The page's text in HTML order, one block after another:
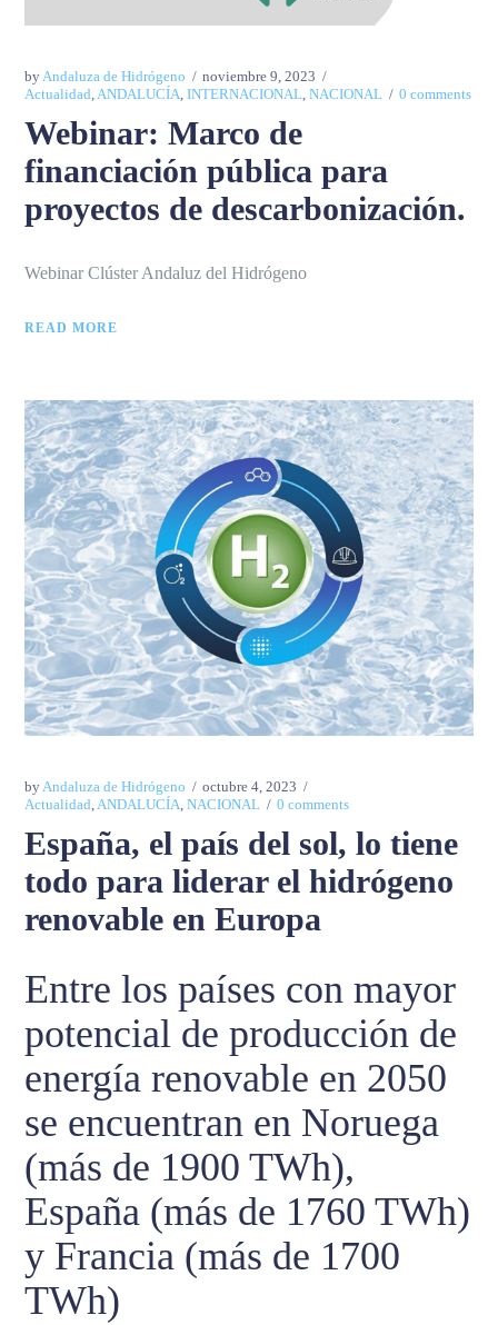
by Andaluza de Hidrógeno
noviembre 9, 2023
Actualidad ANDALUCÍA ,INTERNACIONAL ,NACIONAL 0 comments
Webinar: Marco de
financiación pública para
proyectos de descarbonización.
Webinar Clúster Andaluz del Hidrógeno
READ MORE
byAndaluza de Hidrógeno
octubre 4, 2023
Actualidad,ANDALUCÍA,NACIONAL 0 comments
España, el país del sol, lo tiene
todo para liderar el hidrógeno
renovable en Europa
Entre los países con mayor
potencial de producción de
energía renovable en 2050
se encuentran en Noruega
(más de 1900 TWh),
España (más de 1760 TWh)
y Francia (más de 1700
TWh)